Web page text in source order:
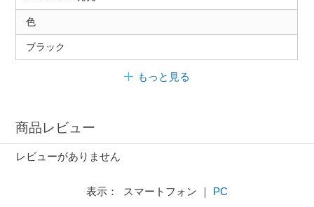
色
ブラック
もっと見る
商品レビュー
レビューがありません
表示： スマートフォン ｜ PC